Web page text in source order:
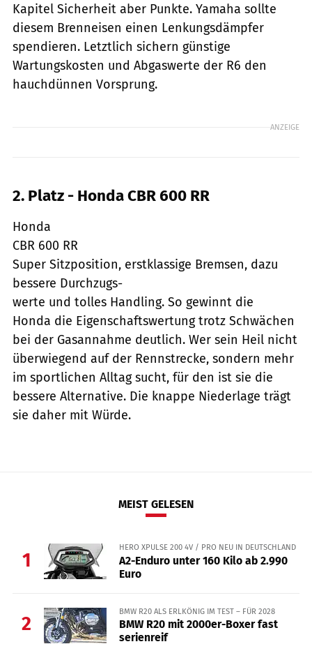
Kapitel Sicherheit aber Punkte. Yamaha sollte
diesem Brenneisen einen Lenkungsdämpfer
spendieren. Letztlich sichern günstige
Wartungskosten und Abgaswerte der R6 den
hauchdünnen Vorsprung.
ANZEIGE
2. Platz - Honda CBR 600 RR
Honda
CBR 600 RR
Super Sitzposition, erstklassige Bremsen, dazu
bessere Durchzugs-
werte und tolles Handling. So gewinnt die
Honda die Eigenschaftswertung trotz Schwächen
bei der Gasannahme deutlich. Wer sein Heil nicht
überwiegend auf der Rennstrecke, sondern mehr
im sportlichen Alltag sucht, für den ist sie die
bessere Alternative. Die knappe Niederlage trägt
sie daher mit Würde.
MEIST GELESEN
1
HERO XPULSE 200 4V / PRO NEU IN DEUTSCHLAND
A2-Enduro unter 160 Kilo ab 2.990
Euro
2
BMW R20 ALS ERLKÖNIG IM TEST – FÜR 2028
BMW R20 mit 2000er-Boxer fast
serienreif